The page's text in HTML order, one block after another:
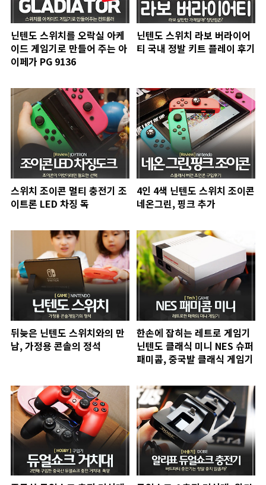
닌텐도 스위치를 오락실 아케
이드 게임기로 만들어 주는 아
이페가 PG 9136
닌텐도 스위치 라보 버라이어
티 국내 정발 키트 플레이 후기
스위치 조이콘 멀티 충전기 조
이트론 LED 차징 독
4인 4색 닌텐도 스위치 조이콘
네온그린, 핑크 추가
뒤늦은 닌텐도 스위치와의 만
남, 가정용 콘솔의 정석
한손에 잡히는 레트로 게임기
닌텐도 클래식 미니 NES 슈퍼
패미콤, 중국발 클래식 게임기